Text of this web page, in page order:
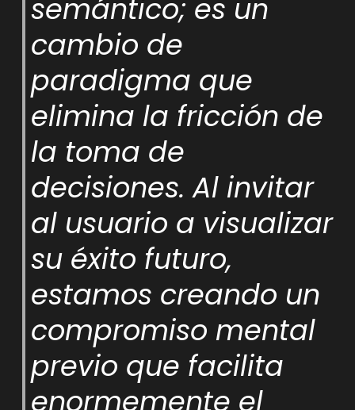
semántico; es un
cambio de
paradigma que
elimina la fricción de
la toma de
decisiones. Al invitar
al usuario a visualizar
su éxito futuro,
estamos creando un
compromiso mental
previo que facilita
enormemente el